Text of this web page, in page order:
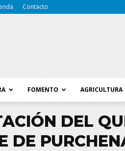
Contacto
FOMENTO AGRICULTURA
DEL
DE